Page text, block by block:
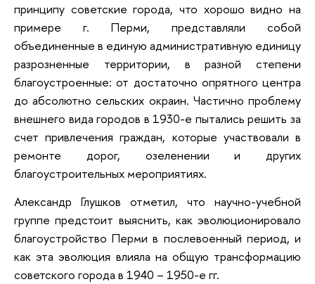
принципу советские города, что хорошо видно на
примере г. Перми, представляли собой
объединенные в единую административную единицу
разрозненные территории, в разной степени
благоустроенные: от достаточно опрятного центра
до абсолютно сельских окраин. Частично проблему
внешнего вида городов в 1930-е пытались решить за
счет привлечения граждан, которые участвовали в
ремонте дорог, озеленении и других
благоустроительных мероприятиях.
Александр Глушков отметил, что научно-учебной
группе предстоит выяснить, как эволюционировало
благоустройство Перми в послевоенный период, и
как эта эволюция влияла на общую трансформацию
советского города в 1940 – 1950-е гг.